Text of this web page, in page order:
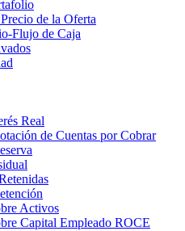
de la Oferta
Flujo de Caja
Real
de Cuentas por Cobrar
Activos
Capital Empleado ROCE